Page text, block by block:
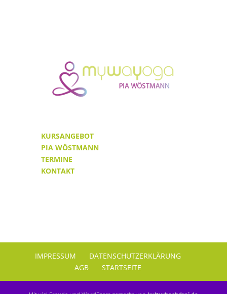
KURSANGEBOT
PIA WÖSTMANN
TERMINE
KONTAKT
IMPRESSUM
DATENSCHUTZERKLÄRUNG
AGB
STARTSEITE